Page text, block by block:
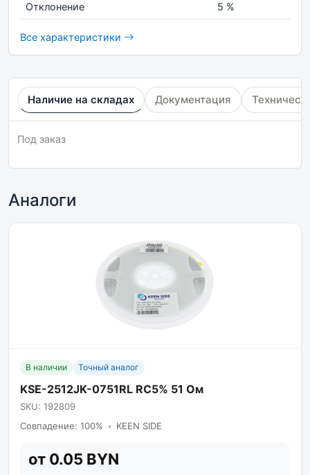
Отклонение 5 %
Все характеристики
Наличие на складах Документация
Под заказ
Аналоги
В наличии Точный аналог
KSE-2512JK-0751RL RC5% 51 Ом
SKU: 192809
Совпадение: 100% • KEEN SIDE
от 0.05 BYN